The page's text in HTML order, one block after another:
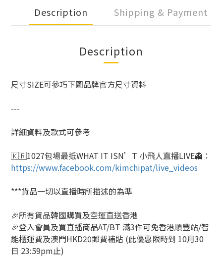
Description Shipping & Payment
Description
尺寸SIZE可參巧下圖品牌官方尺寸資料
---
詳細資料及款式可參考
🇰🇷1027包場最抵WHAT IT ISN’T 小飛人直播LIVE👻 ：
https://www.facebook.com/kimchipat/live_videos
***貨品一切以直播時所描述的為準
🎉所有貨品韓國購買及空運直送香港
🎉登入會員及買直播商品AT/BT 滿3件可免香港順豐站/智
能櫃運費及澳門HKD20郵費補貼 (此優惠限時到 10月30
日 23:59pm止)